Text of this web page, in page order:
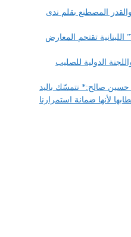
المصطنع بقلم ندى
من بيروت إلى دبي…”Top Stop” اللبنانية تقتحم المعارض
الدولية للصليب
رئيس مجلس إدارة شركة HSC حسين صالح:* نتمسّك باليد
لأنها ضمانة استمرارنا